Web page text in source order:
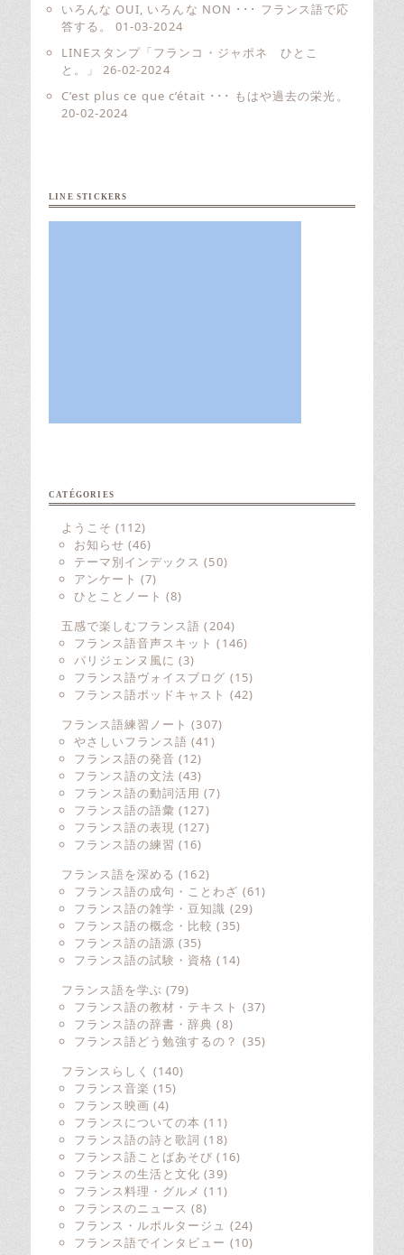
いろんな OUI, いろんな NON ･･･ フランス語で応
答する。
01-03-2024
LINEスタンプ「フランコ・ジャポネ ひとこ
と。」
26-02-2024
C’est plus ce que c’était ･･･ もはや過去の栄光。
20-02-2024
LINE STICKERS
CATÉGORIES
ようこそ (112)
お知らせ (46)
テーマ別インデックス (50)
アンケート (7)
ひとことノート (8)
五感で楽しむフランス語 (204)
フランス語音声スキット (146)
パリジェンヌ風に (3)
フランス語ヴォイスブログ (15)
フランス語ポッドキャスト (42)
フランス語練習ノート (307)
やさしいフランス語 (41)
フランス語の発音 (12)
フランス語の文法 (43)
フランス語の動詞活用 (7)
フランス語の語彙 (127)
フランス語の表現 (127)
フランス語の練習 (16)
フランス語を深める (162)
フランス語の成句・ことわざ (61)
フランス語の雑学・豆知識 (29)
フランス語の概念・比較 (35)
フランス語の語源 (35)
フランス語の試験・資格 (14)
フランス語を学ぶ (79)
フランス語の教材・テキスト (37)
フランス語の辞書・辞典 (8)
フランス語どう勉強するの？ (35)
フランスらしく (140)
フランス音楽 (15)
フランス映画 (4)
フランスについての本 (11)
フランス語の詩と歌詞 (18)
フランス語ことばあそび (16)
フランスの生活と文化 (39)
フランス料理・グルメ (11)
フランスのニュース (8)
フランス・ルポルタージュ (24)
フランス語でインタビュー (10)